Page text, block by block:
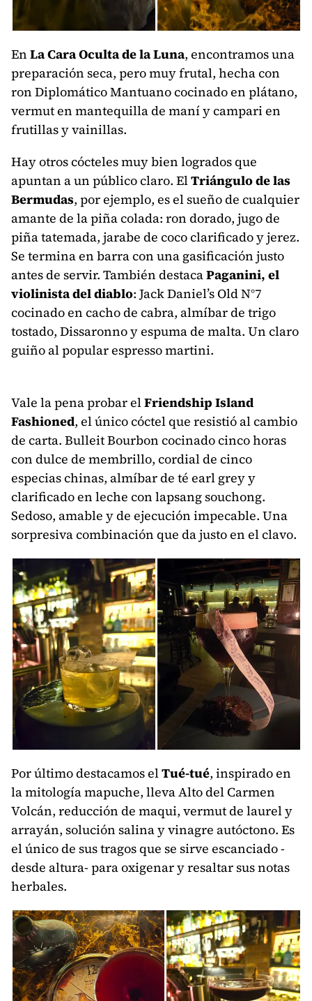
En La Cara Oculta de la Luna, encontramos una
preparación seca, pero muy frutal, hecha con
ron Diplomático Mantuano cocinado en plátano,
vermut en mantequilla de maní y campari en
frutillas y vainillas.
Hay otros cócteles muy bien logrados que
apuntan a un público claro. ElTriángulo de las
Bermudas, por ejemplo, es el sueño de cualquier
amante de la piña colada: ron dorado, jugo de
piña tatemada, jarabe de coco clarificado y jerez.
Se termina en barra con una gasificación justo
antes de servir. También destacaPaganini, el
violinista del diablo: Jack Daniel’s Old N°7
cocinado en cacho de cabra, almíbar de trigo
tostado, Dissaronno y espuma de malta. Un claro
guiño al popular espresso martini.
Vale la pena probar elFriendship Island
Fashioned, el único cóctel que resistió al cambio
de carta. Bulleit Bourbon cocinado cinco horas
con dulce de membrillo, cordial de cinco
especias chinas, almíbar de té earl grey y
clarificado en leche con lapsang souchong.
Sedoso, amable y de ejecución impecable. Una
sorpresiva combinación que da justo en el clavo.
Por último destacamos elTué-tué, inspirado en
la mitología mapuche, lleva Alto del Carmen
Volcán, reducción de maqui, vermut de laurel y
arrayán, solución salina y vinagre autóctono. Es
el único de sus tragos que se sirve escanciado -
desde altura- para oxigenar y resaltar sus notas
herbales.